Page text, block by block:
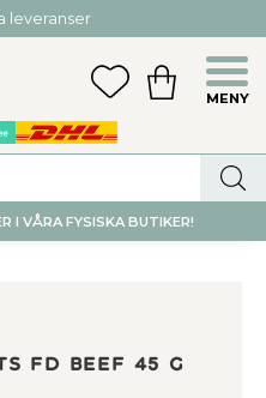
leveranser
eller Huddinge C
FAVORITER
KUNDVAGN
I VÅRA FYSISKA BUTIKER!
FD Beef 45 g